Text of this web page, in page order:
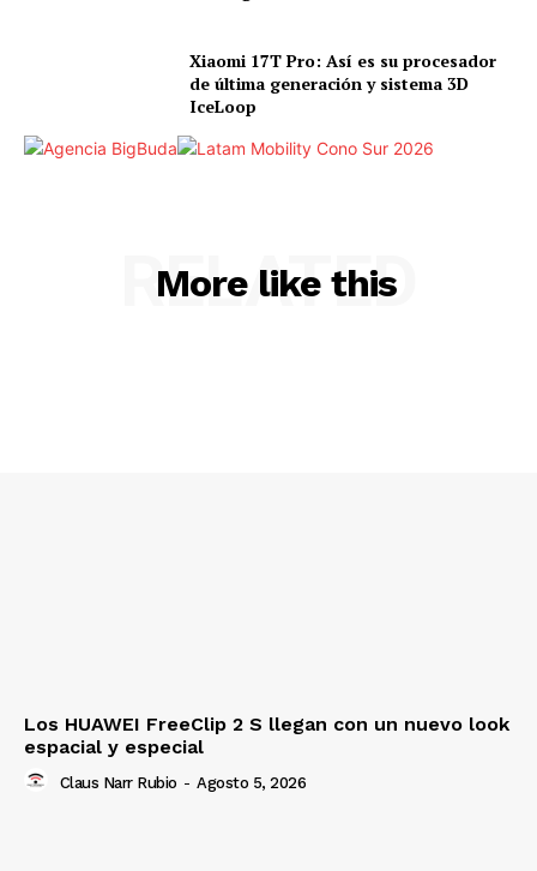
Xiaomi 17T Pro: Así es su procesador
de última generación y sistema 3D
IceLoop
More like this
RELATED
Los HUAWEI FreeClip 2 S llegan con un nuevo look
espacial y especial
Claus Narr Rubio - Agosto 5, 2026